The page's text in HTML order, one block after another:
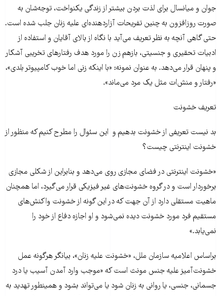
جوان و میانسال برای لذت بردن بیشتر از زندگی یكنواخت، توجه‌شان به
صورت روزافزون به چنین تفریحات آزاردهنده‌ای علیه زنان جلب شده است.
حتی گاهی آنچه به نظر تعریف می‌آید با نگاه از بالای آقایان و استفاده از
ادبیات تحقیری و جنسیتی، بازهم زن را مورد هدف رفتارهای تخریبی آشکار
و پنهان قرار می‌دهد. به عنوان نمونه: «با اینکه زنی اما خوب کامپیوتر بلدی»،
«رفتار و منش‌ات مثل یک مرد می‌ماند».
تعریف خشونت
بد نیست تعریفی از خشونت بدهیم و این سئوال را مطرح کنیم که منظور از
خشونت اینترنتی چیست؟
«خشونت اینترنتی در فضای مجازی روی می‌دهد و بنابراین از شکلی مجازی
برخوردار است و در گروه خشونت‌های غیر فیزیکی قرار می‌گیرد، اما همچنان
ماهیت مستقلی دارد از آن جهت که در این گونه از خشونت واکنش‌های
مستقیم فرد مورد خشونت دیده نمی‌شود و او اجازه دفاع از خود را
نمی‌یابد.»
براساس اعلامیه سازمان ملل، «خشونت علیه زنان»، بیانگر هرگونه عمل
خشونت‌آمیز علیه جنس مونث است که «موجب وارد آمدن آسیب یا درد
جسمانی، جنسی، یا روانی به زنان شود یا می‌تواند بشود و همینطور تهدید به